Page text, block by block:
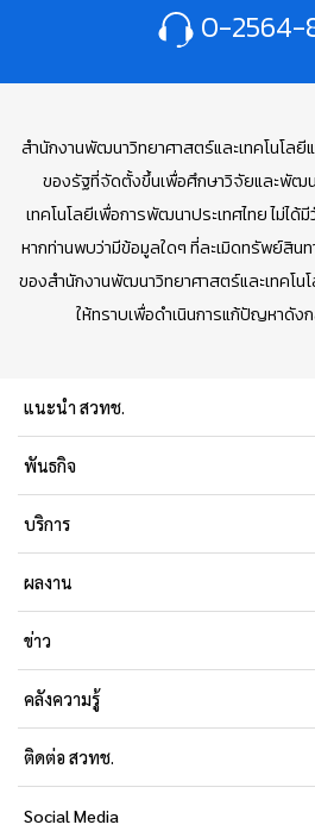
0-2564-
สำนักงานพัฒนาวิทยาศาสตร์และเทคโนโลยี
ของรัฐที่จัดตั้งขึ้นเพื่อศึกษาวิจัยและพัฒ
เทคโนโลยีเพื่อการพัฒนาประเทศไทย ไม่ได้
หากท่านพบว่ามีข้อมูลใดๆ ที่ละเมิดทรัพย์สิ
ของสำนักงานพัฒนาวิทยาศาสตร์และเทคโน
ให้ทราบเพื่อดำเนินการแก้ปัญหาดัง
แนะนำ สวทช.
พันธกิจ
บริการ
ผลงาน
ข่าว
คลังความรู้
ติดต่อ สวทช.
Social Media